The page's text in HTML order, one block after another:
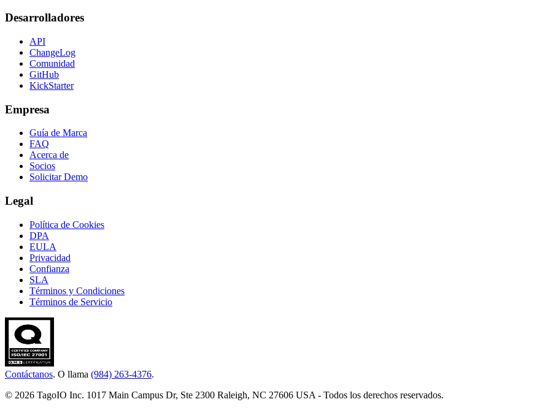
Desarrolladores
API
ChangeLog
Comunidad
GitHub
KickStarter
Empresa
Guía de Marca
FAQ
Acerca de
Socios
Solicitar Demo
Legal
Política de Cookies
DPA
EULA
Privacidad
Confianza
SLA
Términos y Condiciones
Términos de Servicio
Contáctanos. O llama (984) 263-4376.
© 2026 TagoIO Inc. 1017 Main Campus Dr, Ste 2300 Raleigh, NC 27606 USA - Todos los derechos reservados.